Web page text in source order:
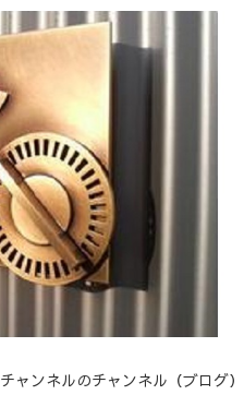
チャンネルのチャンネル（ブログ）